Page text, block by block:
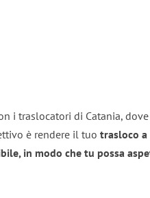
i traslocatori di Catania,
è rendere il tuo trasloco
in modo che tu possa